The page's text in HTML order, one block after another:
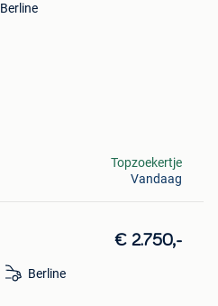
Berline
Topzoekertje
Vandaag
€ 2.750,-
Berline